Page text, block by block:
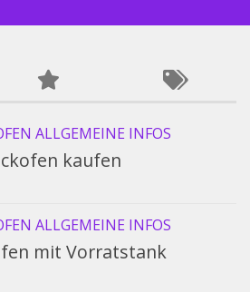
ALLGEMEINE INFOS
kaufen
ALLGEMEINE INFOS
mit Vorratstank